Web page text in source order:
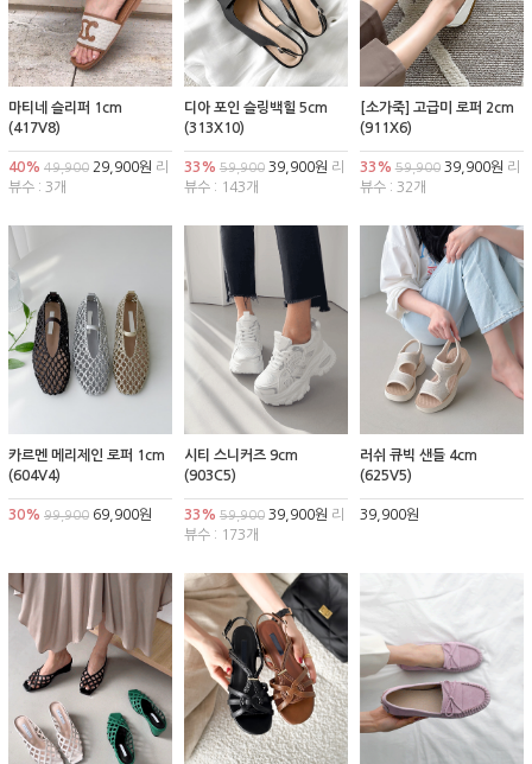
마티네 슬리퍼 1cm
(417V8)
40% 49,900 29,900원 리
뷰수 : 3개
디아 포인 슬링백힐 5cm
(313X10)
33% 59,90039,900원 리
뷰수 : 143개
[소가죽] 고급미 로퍼 2cm
(911X6)
33% 59,90039,900원 리
뷰수 : 32개
카르멘 메리제인 로퍼 1cm
(604V4)
30% 99,900 69,900원
시티 스니커즈 9cm
(903C5)
33% 59,90039,900원 리
뷰수 : 173개
러쉬 큐빅 샌들 4cm
(625V5)
39,900원